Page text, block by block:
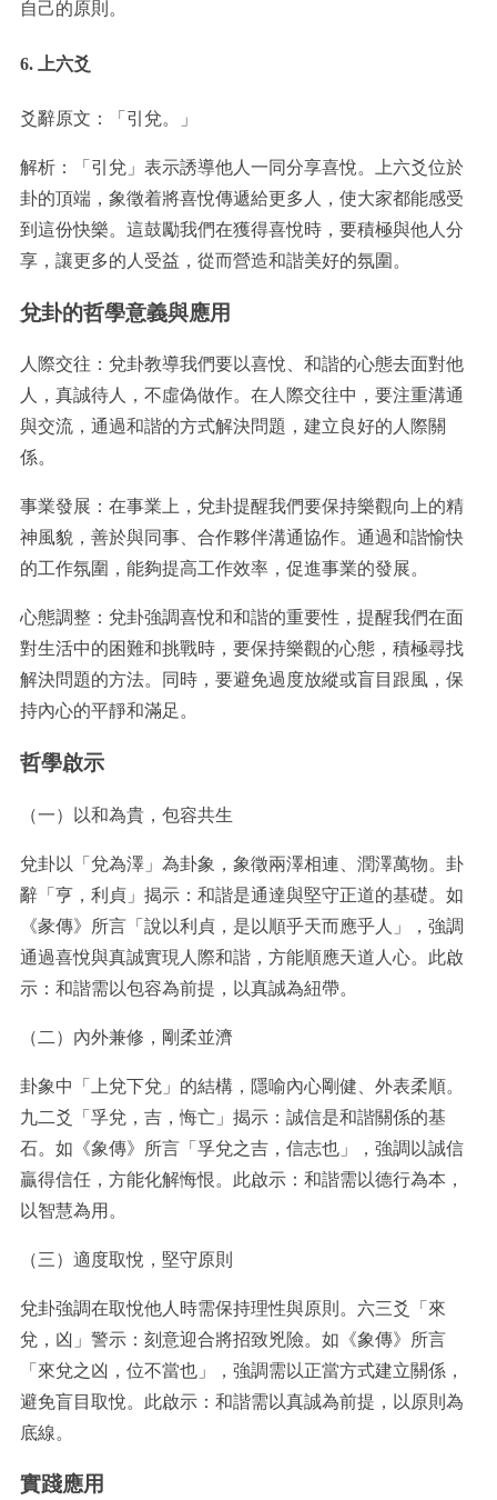
自己的原則。
6. 上六爻
爻辭原文：「引兌。」
解析：「引兌」表示誘導他人一同分享喜悅。上六爻位於
卦的頂端，象徵着將喜悅傳遞給更多人，使大家都能感受
到這份快樂。這鼓勵我們在獲得喜悅時，要積極與他人分
享，讓更多的人受益，從而營造和諧美好的氛圍。
兌卦的哲學意義與應用
人際交往：兌卦教導我們要以喜悅、和諧的心態去面對他
人，真誠待人，不虛偽做作。在人際交往中，要注重溝通
與交流，通過和諧的方式解決問題，建立良好的人際關
係。
事業發展：在事業上，兌卦提醒我們要保持樂觀向上的精
神風貌，善於與同事、合作夥伴溝通協作。通過和諧愉快
的工作氛圍，能夠提高工作效率，促進事業的發展。
心態調整：兌卦強調喜悅和和諧的重要性，提醒我們在面
對生活中的困難和挑戰時，要保持樂觀的心態，積極尋找
解決問題的方法。同時，要避免過度放縱或盲目跟風，保
持內心的平靜和滿足。
哲學啟示
（一）以和為貴，包容共生
兌卦以「兌為澤」為卦象，象徵兩澤相連、潤澤萬物。卦
辭「亨，利貞」揭示：和諧是通達與堅守正道的基礎。如
《彖傳》所言「說以利貞，是以順乎天而應乎人」，強調
通過喜悅與真誠實現人際和諧，方能順應天道人心。此啟
示：和諧需以包容為前提，以真誠為紐帶。
（二）內外兼修，剛柔並濟
卦象中「上兌下兌」的結構，隱喻內心剛健、外表柔順。
九二爻「孚兌，吉，悔亡」揭示：誠信是和諧關係的基
石。如《象傳》所言「孚兌之吉，信志也」，強調以誠信
贏得信任，方能化解悔恨。此啟示：和諧需以德行為本，
以智慧為用。
（三）適度取悅，堅守原則
兌卦強調在取悅他人時需保持理性與原則。六三爻「來
兌，凶」警示：刻意迎合將招致兇險。如《象傳》所言
「來兌之凶，位不當也」，強調需以正當方式建立關係，
避免盲目取悅。此啟示：和諧需以真誠為前提，以原則為
底線。
實踐應用